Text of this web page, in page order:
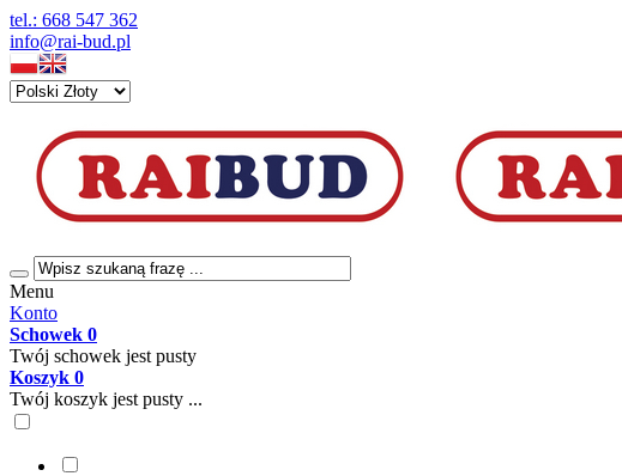
tel.: 668 547 362
info@rai-bud.pl
Menu
Konto
Schowek 0
Twój schowek jest pusty
Koszyk 0
Twój koszyk jest pusty ...